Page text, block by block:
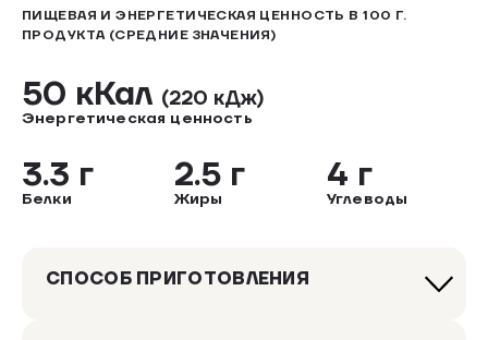
ПИЩЕВАЯ И ЭНЕРГЕТИЧЕСКАЯ ЦЕННОСТЬ В 100 Г.
ПРОДУКТА (СРЕДНИЕ ЗНАЧЕНИЯ)
50 кКал (220 кДж)
Энергетическая ценность
3.3 г
Белки
2.5 г
Жиры
4 г
Углеводы
СПОСОБ ПРИГОТОВЛЕНИЯ